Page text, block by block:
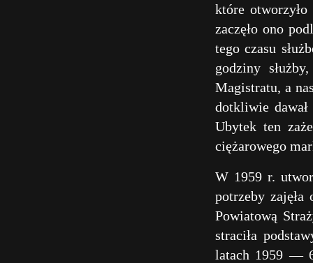
które
zaczęło ono
tego czasu
godziny
Magistratu, a
dotkliwie
Ubytek ten
ciężarowego
W 1959 r.
potrzeby
Powiatową
straciła
latach 1959 —